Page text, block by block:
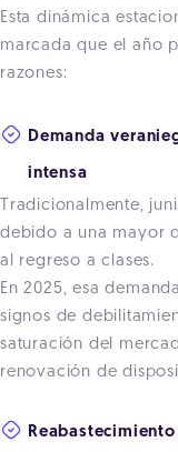
Esta dinámica
marcada que el año
razones:
Demanda
intensa
Tradicionalmente,
debido a una mayor
al regreso a clases.
En 2025, esa
signos de
saturación del
renovación de